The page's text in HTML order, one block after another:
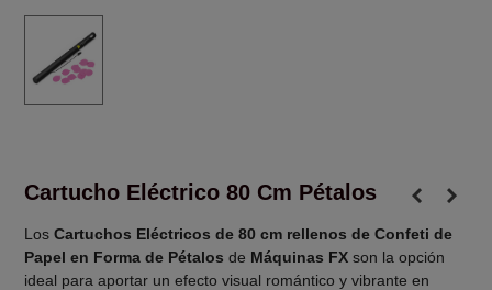
Cartucho Eléctrico 80 Cm Pétalos
Los Cartuchos Eléctricos de 80 cm rellenos de Confeti de
Papel en Forma de Pétalos de Máquinas FXson la opción
ideal para aportar un efecto visual romántico y vibrante en